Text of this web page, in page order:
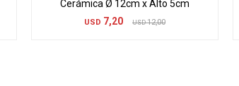
Cerámica Ø 12cm x Alto 5cm
USD 7,20 USD 12,00